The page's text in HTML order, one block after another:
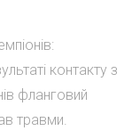
контакту з
фланговий
травми.